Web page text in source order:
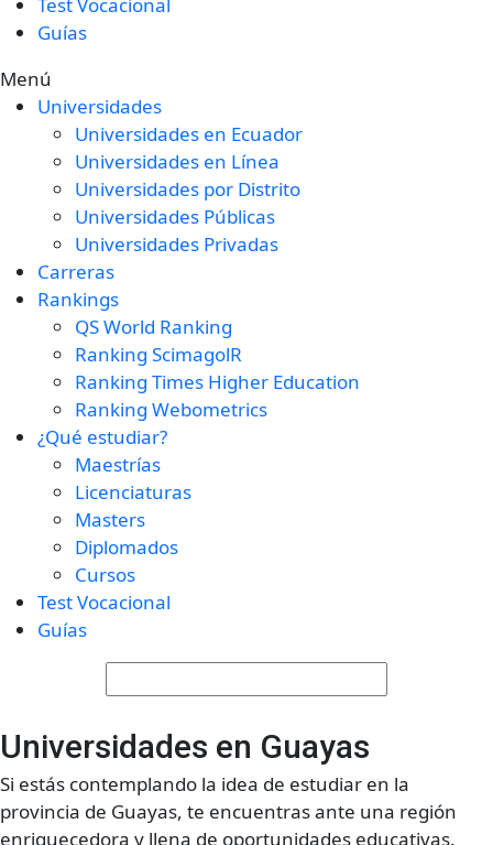
Guías
Menú
Universidades
Universidades en Ecuador
Universidades en Línea
Universidades por Distrito
Universidades Públicas
Universidades Privadas
Carreras
Rankings
QS World Ranking
Ranking ScimagolR
Ranking Times Higher Education
Ranking Webometrics
¿Qué estudiar?
Maestrías
Licenciaturas
Masters
Diplomados
Cursos
Test Vocacional
Guías
Universidades en Guayas
Si estás contemplando la idea de estudiar en la
provincia de Guayas, te encuentras ante una región
enriquecedora y llena de oportunidades educativas.